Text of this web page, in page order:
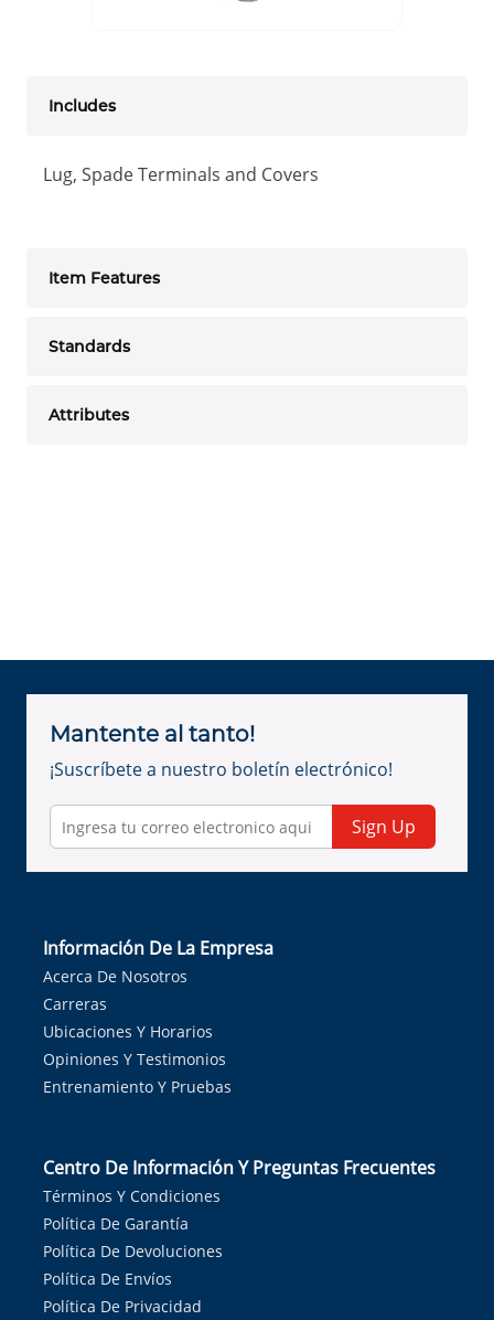
Includes
Lug, Spade Terminals and Covers
Item Features
Standards
Attributes
Mantente al tanto!
¡Suscríbete a nuestro boletín electrónico!
Sign Up
Información De La Empresa
Acerca De Nosotros
Carreras
Ubicaciones Y Horarios
Opiniones Y Testimonios
Entrenamiento Y Pruebas
Centro De Información Y Preguntas Frecuentes
Términos Y Condiciones
Política De Garantía
Política De Devoluciones
Política De Envíos
Política De Privacidad